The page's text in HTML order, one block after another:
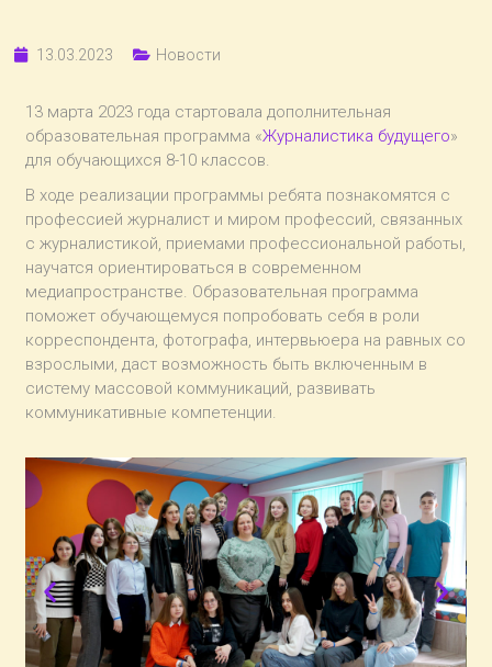
13.03.2023 Новости
13 марта 2023 года стартовала дополнительная
образовательная программа «Журналистика будущего»
для обучающихся 8-10 классов.
В ходе реализации программы ребята познакомятся с
профессией журналист и миром профессий, связанных
с журналистикой, приемами профессиональной работы,
научатся ориентироваться в современном
медиапространстве. Образовательная программа
поможет обучающемуся попробовать себя в роли
корреспондента, фотографа, интервьюера на равных со
взрослыми, даст возможность быть включенным в
систему массовой коммуникаций, развивать
коммуникативные компетенции.